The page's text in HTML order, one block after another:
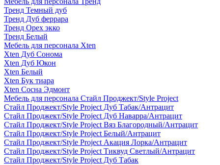
Тренд Темный дуб
Тренд Дуб феррара
Тренд Орех экко
Тренд Белый
Мебель для персонала Xten
Xten Дуб Сонома
Xten Дуб Юкон
Xten Белый
Xten Бук тиара
Xten Сосна Эдмонт
Мебель для персонала Стайл Проджект/Style Project
Стайл Проджект/Style Project Дуб Табак/Антрацит
Стайл Проджект/Style Project Дуб Наварра/Антрацит
Стайл Проджект/Style Project Вяз Благородный/Антрацит
Стайл Проджект/Style Project Белый/Антрацит
Стайл Проджект/Style Project Акация Лорка/Антрацит
Стайл Проджект/Style Project Тиквуд Светлый/Антрацит
Стайл Проджект/Style Project Дуб Табак